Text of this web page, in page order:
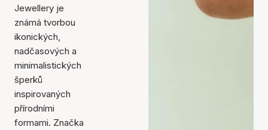
Jewellery je
známá tvorbou
ikonických,
nadčasových a
minimalistických
šperků
inspirovaných
přírodními
formami. Značka